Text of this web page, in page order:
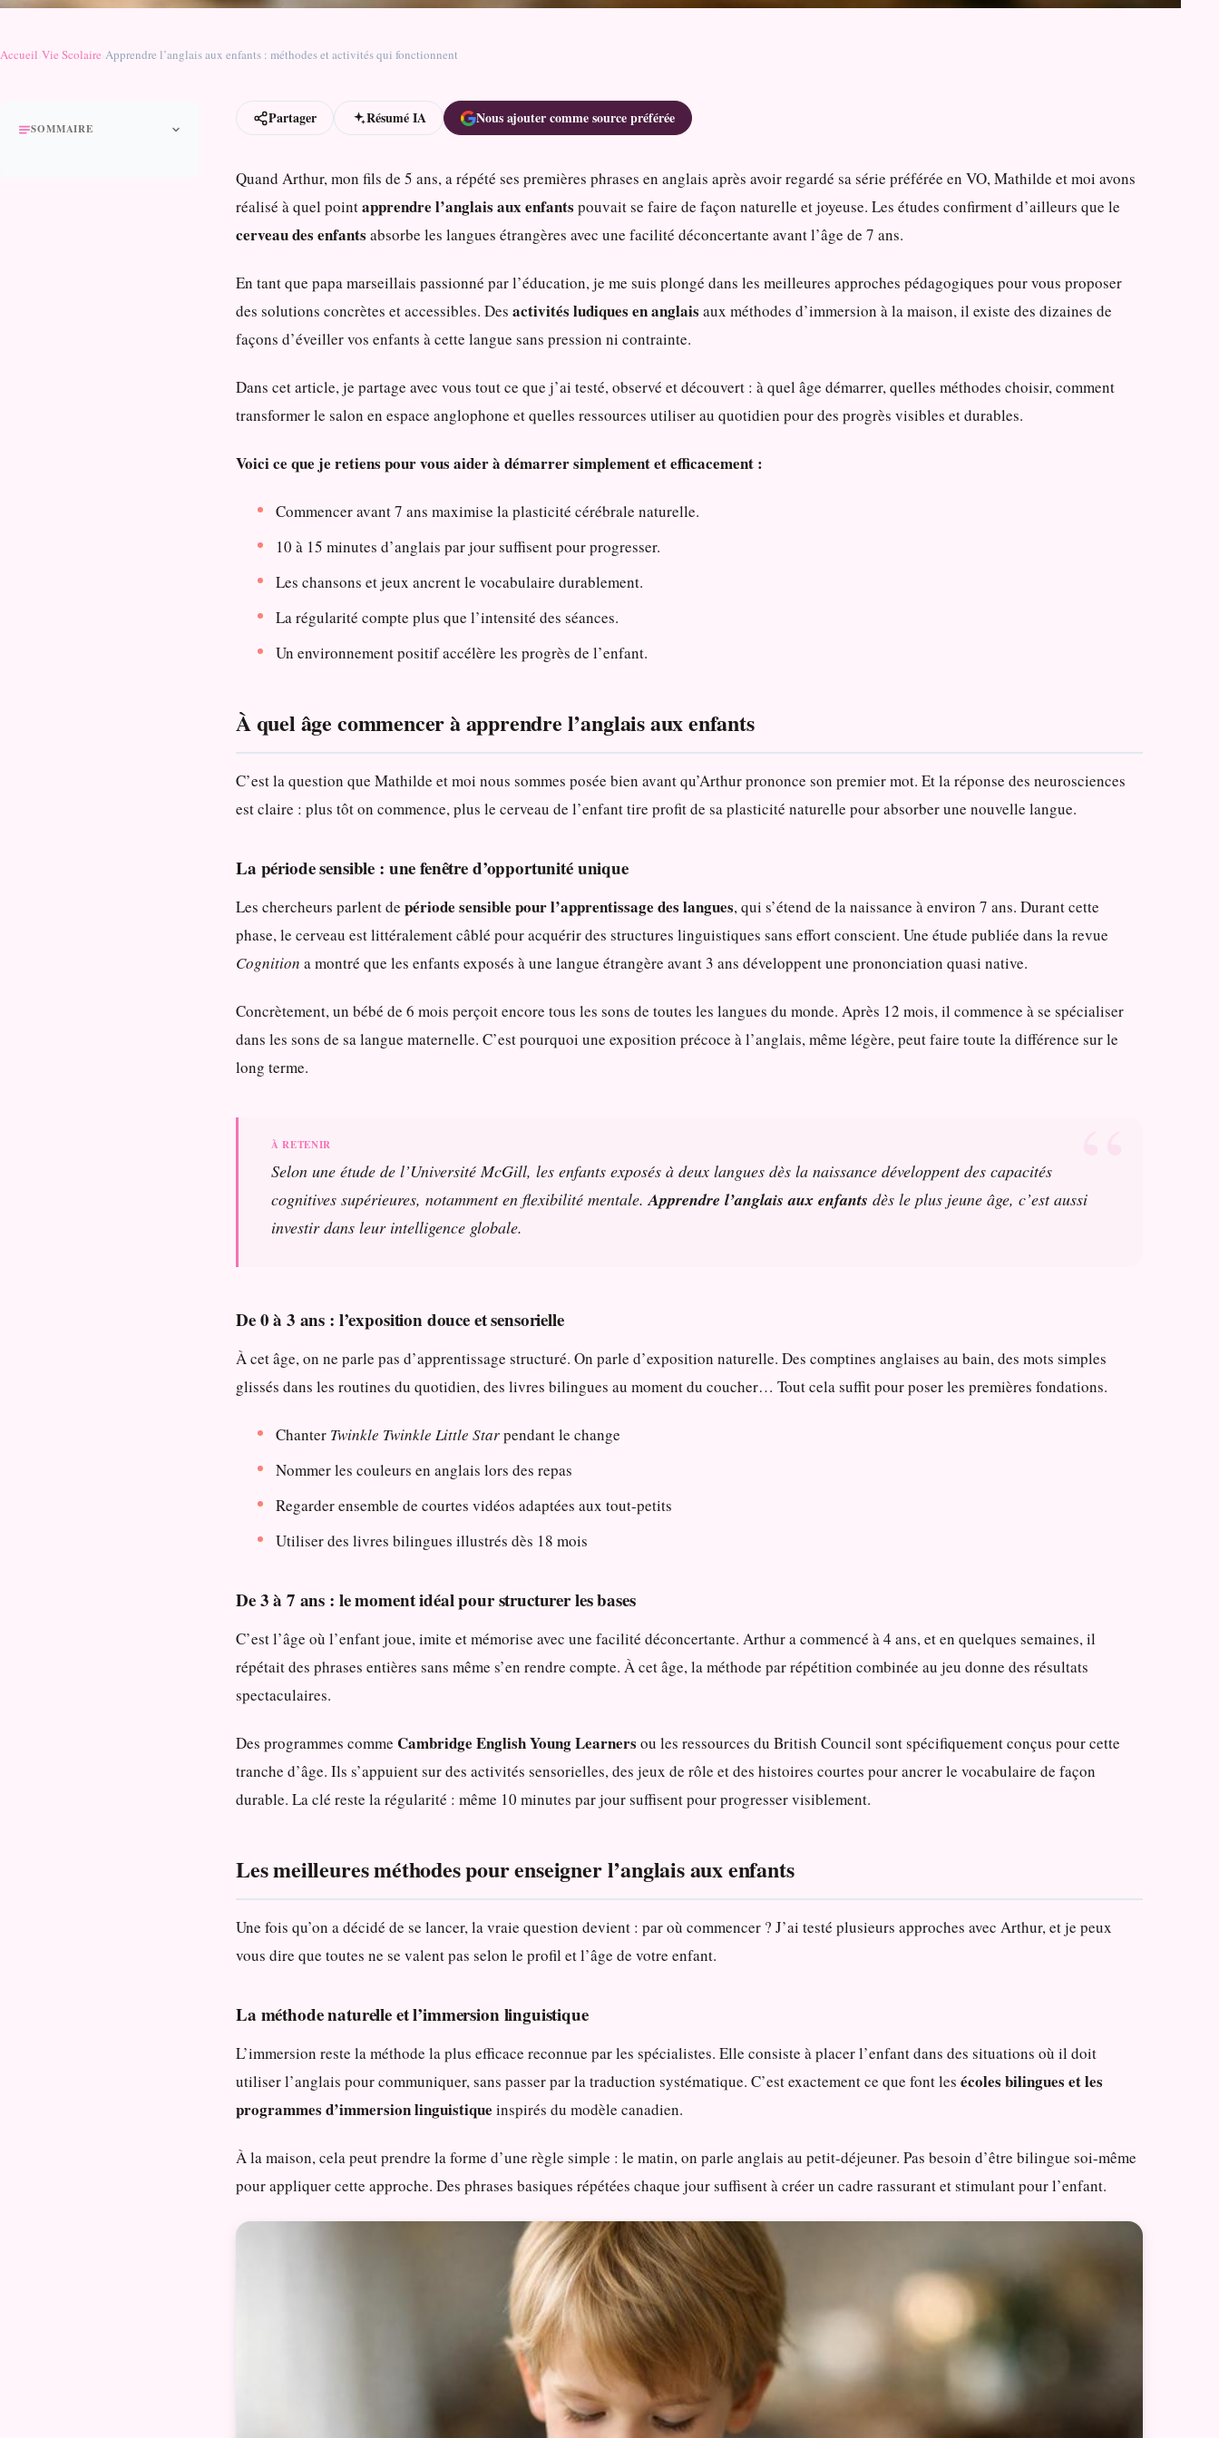
Accueil›Vie Scolaire›Apprendre l’anglais aux enfants : méthodes et activités qui fonctionnent
SOMMAIRE
Partager Résumé IA Nous ajouter comme source préférée
Quand Arthur, mon fils de 5 ans, a répété ses premières phrases en anglais après avoir regardé sa série préférée en VO, Mathilde et moi avons
réalisé à quel pointapprendre l’anglais aux enfants pouvait se faire de façon naturelle et joyeuse. Les études confirment d’ailleurs que le
cerveau des enfants absorbe les langues étrangères avec une facilité déconcertante avant l’âge de 7 ans.
En tant que papa marseillais passionné par l’éducation, je me suis plongé dans les meilleures approches pédagogiques pour vous proposer
des solutions concrètes et accessibles. Des activités ludiques en anglais aux méthodes d’immersion à la maison, il existe des dizaines de
façons d’éveiller vos enfants à cette langue sans pression ni contrainte.
Dans cet article, je partage avec vous tout ce que j’ai testé, observé et découvert : à quel âge démarrer, quelles méthodes choisir, comment
transformer le salon en espace anglophone et quelles ressources utiliser au quotidien pour des progrès visibles et durables.
Voici ce que je retiens pour vous aider à démarrer simplement et efficacement :
Commencer avant 7 ans maximise la plasticité cérébrale naturelle.
10 à 15 minutes d’anglais par jour suffisent pour progresser.
Les chansons et jeux ancrent le vocabulaire durablement.
La régularité compte plus que l’intensité des séances.
Un environnement positif accélère les progrès de l’enfant.
À quel âge commencer à apprendre l’anglais aux enfants
C’est la question que Mathilde et moi nous sommes posée bien avant qu’Arthur prononce son premier mot. Et la réponse des neurosciences
est claire : plus tôt on commence, plus le cerveau de l’enfant tire profit de sa plasticité naturelle pour absorber une nouvelle langue.
La période sensible : une fenêtre d’opportunité unique
Les chercheurs parlent de période sensible pour l’apprentissage des langues, qui s’étend de la naissance à environ 7 ans. Durant cette
phase, le cerveau est littéralement câblé pour acquérir des structures linguistiques sans effort conscient. Une étude publiée dans la revue
Cognition a montré que les enfants exposés à une langue étrangère avant 3 ans développent une prononciation quasi native.
Concrètement, un bébé de 6 mois perçoit encore tous les sons de toutes les langues du monde. Après 12 mois, il commence à se spécialiser
dans les sons de sa langue maternelle. C’est pourquoi une exposition précoce à l’anglais, même légère, peut faire toute la différence sur le
long terme.
Selon une étude de l’Université McGill, les enfants exposés à deux langues dès la naissance développent des capacités
cognitives supérieures, notamment en flexibilité mentale.Apprendre l’anglais aux enfants dès le plus jeune âge, c’est aussi
investir dans leur intelligence globale.
De 0 à 3 ans : l’exposition douce et sensorielle
À cet âge, on ne parle pas d’apprentissage structuré. On parle d’exposition naturelle. Des comptines anglaises au bain, des mots simples
glissés dans les routines du quotidien, des livres bilingues au moment du coucher… Tout cela suffit pour poser les premières fondations.
Chanter Twinkle Twinkle Little Starpendant le change
Nommer les couleurs en anglais lors des repas
Regarder ensemble de courtes vidéos adaptées aux tout-petits
Utiliser des livres bilingues illustrés dès 18 mois
De 3 à 7 ans : le moment idéal pour structurer les bases
C’est l’âge où l’enfant joue, imite et mémorise avec une facilité déconcertante. Arthur a commencé à 4 ans, et en quelques semaines, il
répétait des phrases entières sans même s’en rendre compte. À cet âge, la méthode par répétition combinée au jeu donne des résultats
spectaculaires.
Des programmes comme Cambridge English Young Learners ou les ressources du British Council sont spécifiquement conçus pour cette
tranche d’âge. Ils s’appuient sur des activités sensorielles, des jeux de rôle et des histoires courtes pour ancrer le vocabulaire de façon
durable. La clé reste la régularité : même 10 minutes par jour suffisent pour progresser visiblement.
Les meilleures méthodes pour enseigner l’anglais aux enfants
Une fois qu’on a décidé de se lancer, la vraie question devient : par où commencer ? J’ai testé plusieurs approches avec Arthur, et je peux
vous dire que toutes ne se valent pas selon le profil et l’âge de votre enfant.
La méthode naturelle et l’immersion linguistique
L’immersion reste la méthode la plus efficace reconnue par les spécialistes. Elle consiste à placer l’enfant dans des situations où il doit
utiliser l’anglais pour communiquer, sans passer par la traduction systématique. C’est exactement ce que font les écoles bilingues et les
programmes d’immersion linguistique inspirés du modèle canadien.
À la maison, cela peut prendre la forme d’une règle simple : le matin, on parle anglais au petit-déjeuner. Pas besoin d’être bilingue soi-même
pour appliquer cette approche. Des phrases basiques répétées chaque jour suffisent à créer un cadre rassurant et stimulant pour l’enfant.